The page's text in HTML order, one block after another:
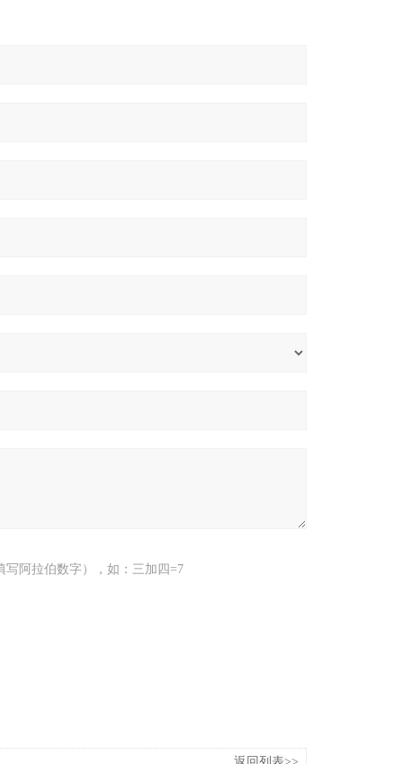
写阿拉伯数字），如：三加四=7